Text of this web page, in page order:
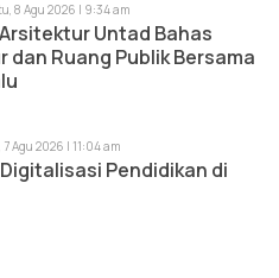
8 Agu 2026 | 9:34 am
Untad Bahas
Ruang Publik Bersama
Agu 2026 | 11:04 am
Pendidikan di